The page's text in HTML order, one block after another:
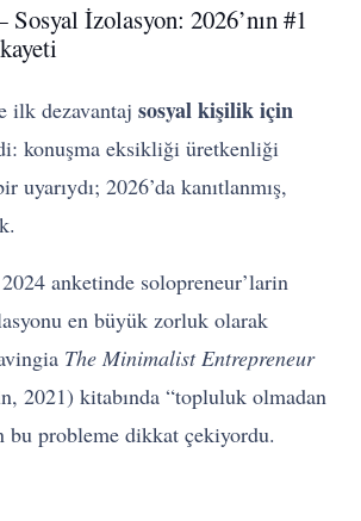
İzolasyon: 2026’nın #1
ilk dezavantajsosyal kişilik için
konuşma eksikliği üretkenliği
uyarıydı; 2026’da kanıtlanmış,
anketinde solopreneur’larin
en büyük zorluk olarak
The Minimalist Entrepreneur
2021) kitabında “topluluk olmadan
bu probleme dikkat çekiyordu.